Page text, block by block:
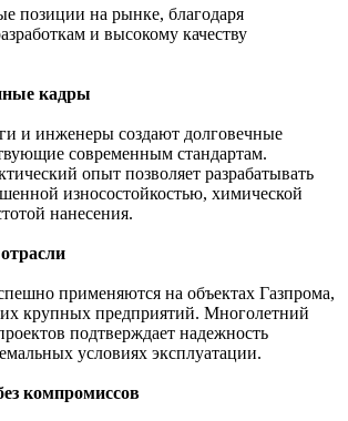
позиции на рынке, благодаря
и высокому качеству
кадры
и инженеры создают долговечные
современным стандартам.
опыт позволяет разрабатывать
износостойкостью, химической
нанесения.
применяются на объектах Газпрома,
крупных предприятий. Многолетний
подтверждает надежность
условиях эксплуатации.
компромиссов